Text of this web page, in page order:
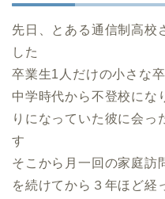
先日、とある通信制高校
した
卒業生1人だけの小さな
中学時代から不登校にな
りになっていた彼に会っ
す
そこから月一回の家庭訪
を続けてから３年ほど経